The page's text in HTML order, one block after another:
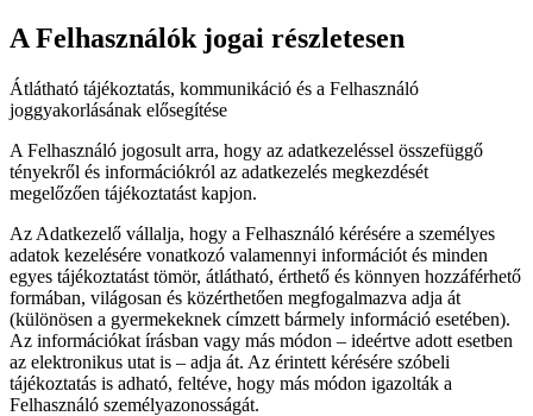
A Felhasználók jogai részletesen
Átlátható tájékoztatás, kommunikáció és a Felhasználó
joggyakorlásának elősegítése
A Felhasználó jogosult arra, hogy az adatkezeléssel összefüggő
tényekről és információkról az adatkezelés megkezdését
megelőzően tájékoztatást kapjon.
Az Adatkezelő vállalja, hogy a Felhasználó kérésére a személyes
adatok kezelésére vonatkozó valamennyi információt és minden
egyes tájékoztatást tömör, átlátható, érthető és könnyen hozzáférhető
formában, világosan és közérthetően megfogalmazva adja át
(különösen a gyermekeknek címzett bármely információ esetében).
Az információkat írásban vagy más módon – ideértve adott esetben
az elektronikus utat is – adja át. Az érintett kérésére szóbeli
tájékoztatás is adható, feltéve, hogy más módon igazolták a
Felhasználó személyazonosságát.